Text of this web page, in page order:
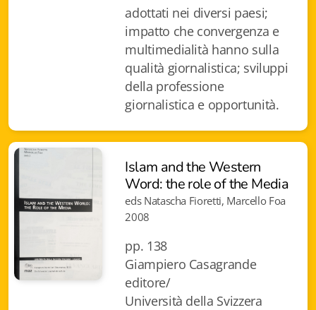
adottati nei diversi paesi;
impatto che convergenza e
multimedialità hanno sulla
qualità giornalistica; sviluppi
della professione
giornalistica e opportunità.
Islam and the Western
Word: the role of the Media
eds Natascha Fioretti, Marcello Foa
2008
pp. 138
Giampiero Casagrande
editore/
Università della Svizzera
Varia
Fidia. Artisti dei laghi. Itinerari europei